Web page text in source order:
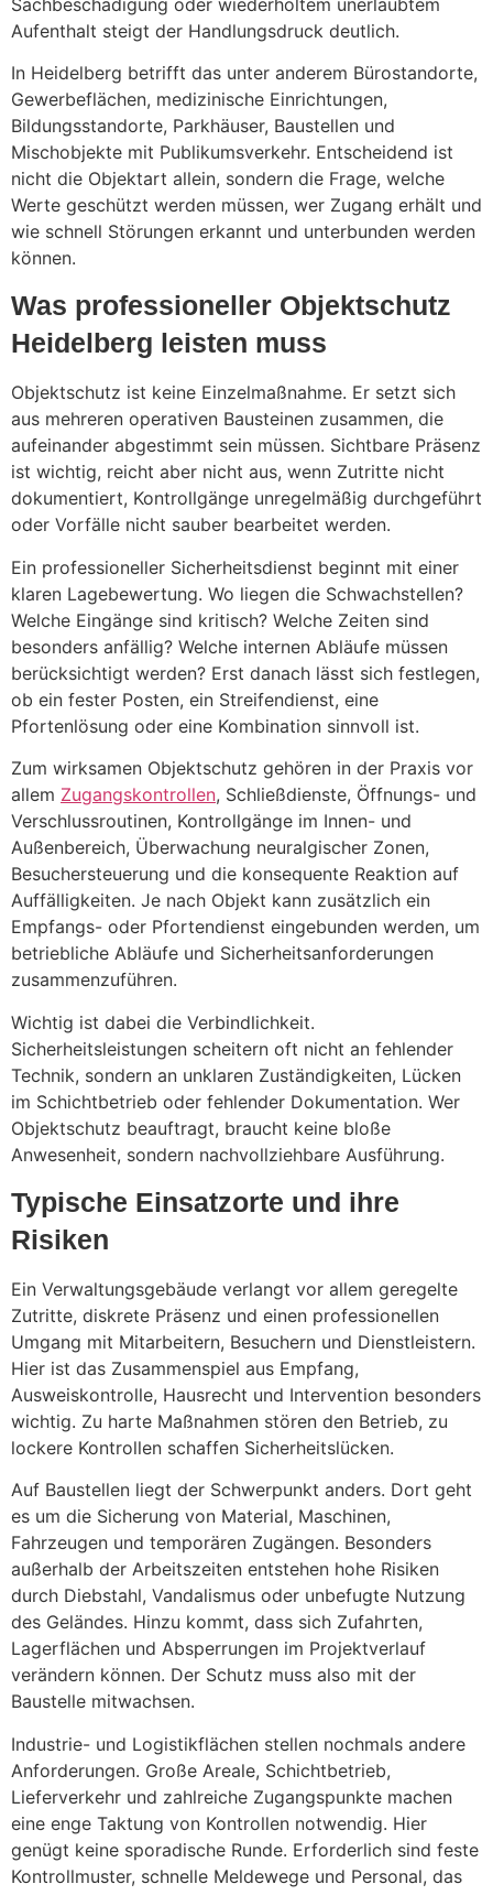
Aufenthalt steigt der Handlungsdruck deutlich.
In Heidelberg betrifft das unter anderem Bürostandorte,
Gewerbeflächen, medizinische Einrichtungen,
Bildungsstandorte, Parkhäuser, Baustellen und
Mischobjekte mit Publikumsverkehr. Entscheidend ist
nicht die Objektart allein, sondern die Frage, welche
Werte geschützt werden müssen, wer Zugang erhält und
wie schnell Störungen erkannt und unterbunden werden
können.
Was professioneller Objektschutz
Heidelberg leisten muss
Objektschutz ist keine Einzelmaßnahme. Er setzt sich
aus mehreren operativen Bausteinen zusammen, die
aufeinander abgestimmt sein müssen. Sichtbare Präsenz
ist wichtig, reicht aber nicht aus, wenn Zutritte nicht
dokumentiert, Kontrollgänge unregelmäßig durchgeführt
oder Vorfälle nicht sauber bearbeitet werden.
Ein professioneller Sicherheitsdienst beginnt mit einer
klaren Lagebewertung. Wo liegen die Schwachstellen?
Welche Eingänge sind kritisch? Welche Zeiten sind
besonders anfällig? Welche internen Abläufe müssen
berücksichtigt werden? Erst danach lässt sich festlegen,
ob ein fester Posten, ein Streifendienst, eine
Pfortenlösung oder eine Kombination sinnvoll ist.
Zum wirksamen Objektschutz gehören in der Praxis vor
allem Zugangskontrollen, Schließdienste, Öffnungs- und
Verschlussroutinen, Kontrollgänge im Innen- und
Außenbereich, Überwachung neuralgischer Zonen,
Besuchersteuerung und die konsequente Reaktion auf
Auffälligkeiten. Je nach Objekt kann zusätzlich ein
Empfangs- oder Pfortendienst eingebunden werden, um
betriebliche Abläufe und Sicherheitsanforderungen
zusammenzuführen.
Wichtig ist dabei die Verbindlichkeit.
Sicherheitsleistungen scheitern oft nicht an fehlender
Technik, sondern an unklaren Zuständigkeiten, Lücken
im Schichtbetrieb oder fehlender Dokumentation. Wer
Objektschutz beauftragt, braucht keine bloße
Anwesenheit, sondern nachvollziehbare Ausführung.
Typische Einsatzorte und ihre
Risiken
Ein Verwaltungsgebäude verlangt vor allem geregelte
Zutritte, diskrete Präsenz und einen professionellen
Umgang mit Mitarbeitern, Besuchern und Dienstleistern.
Hier ist das Zusammenspiel aus Empfang,
Ausweiskontrolle, Hausrecht und Intervention besonders
wichtig. Zu harte Maßnahmen stören den Betrieb, zu
lockere Kontrollen schaffen Sicherheitslücken.
Auf Baustellen liegt der Schwerpunkt anders. Dort geht
es um die Sicherung von Material, Maschinen,
Fahrzeugen und temporären Zugängen. Besonders
außerhalb der Arbeitszeiten entstehen hohe Risiken
durch Diebstahl, Vandalismus oder unbefugte Nutzung
des Geländes. Hinzu kommt, dass sich Zufahrten,
Lagerflächen und Absperrungen im Projektverlauf
verändern können. Der Schutz muss also mit der
Baustelle mitwachsen.
Industrie- und Logistikflächen stellen nochmals andere
Anforderungen. Große Areale, Schichtbetrieb,
Lieferverkehr und zahlreiche Zugangspunkte machen
eine enge Taktung von Kontrollen notwendig. Hier
genügt keine sporadische Runde. Erforderlich sind feste
Kontrollmuster, schnelle Meldewege und Personal, das